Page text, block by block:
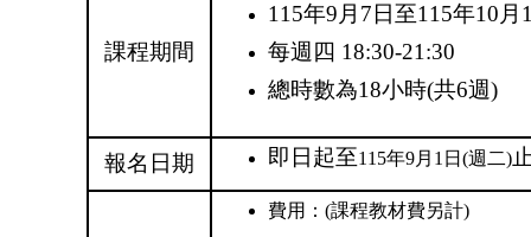
課程期間
115年9月7日至115年10月
每週四 18:30-21:30
總時數為18⼩時(共6週)
報名日期 即日起至115年9月1日(週二)
費用：(課程教材費另計)